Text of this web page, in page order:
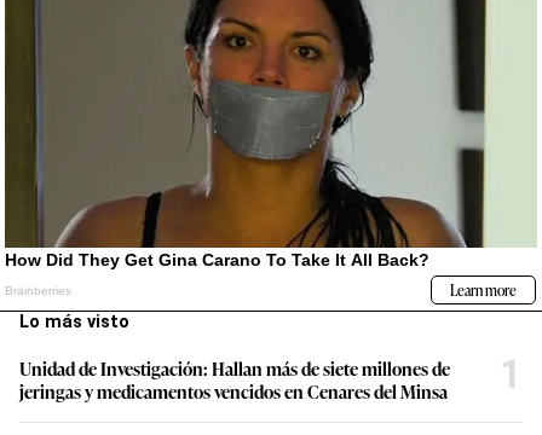
Lo más visto
Unidad de Investigación: Hallan más de siete millones de
jeringas y medicamentos vencidos en Cenares del Minsa
1